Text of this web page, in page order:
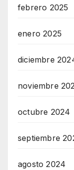
febrero 2025
enero 2025
diciembre
noviembre
octubre 2024
septiembre
agosto 2024